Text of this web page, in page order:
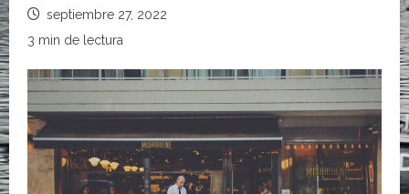
septiembre 27, 2022
3 min de lectura